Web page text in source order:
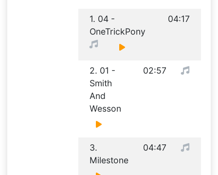
1. 04 -
OneTrickPony
04:17
2. 01 -
Smith
And
Wesson
02:57
3.
Milestone
04:47